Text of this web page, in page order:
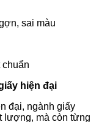
sai màu
chuẩn
hiện đại
đại, ngành giấy
lượng, mà còn từng